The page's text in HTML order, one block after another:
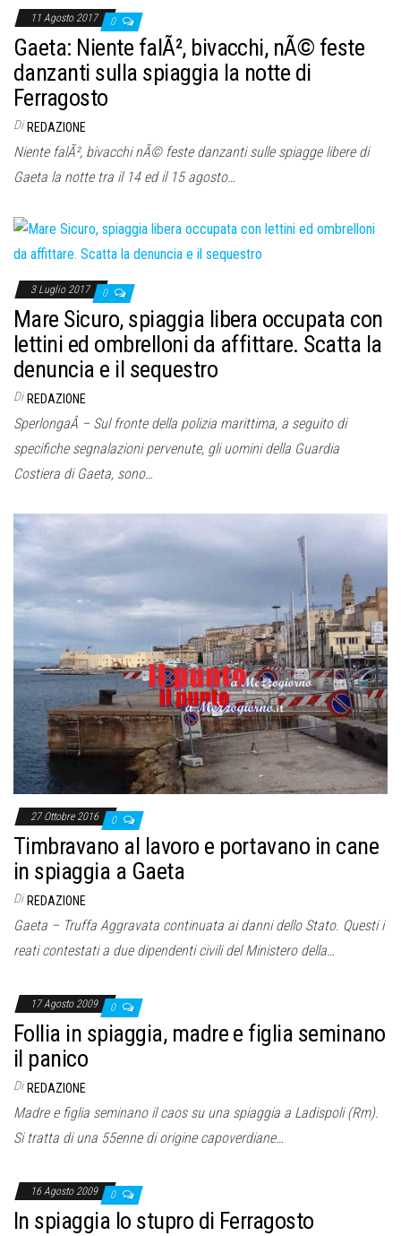
11 Agosto 2017 0
Gaeta: Niente falÃ², bivacchi, nÃ© feste
danzanti sulla spiaggia la notte di
Ferragosto
Di REDAZIONE
Niente falÃ², bivacchi nÃ© feste danzanti sulle spiagge libere di
Gaeta la notte tra il 14 ed il 15 agosto…
3 Luglio 2017 0
Mare Sicuro, spiaggia libera occupata con
lettini ed ombrelloni da affittare. Scatta la
denuncia e il sequestro
Di REDAZIONE
SperlongaÂ – Sul fronte della polizia marittima, a seguito di
specifiche segnalazioni pervenute, gli uomini della Guardia
Costiera di Gaeta, sono…
27 Ottobre 2016 0
Timbravano al lavoro e portavano in cane
in spiaggia a Gaeta
Di REDAZIONE
Gaeta – Truffa Aggravata continuata ai danni dello Stato. Questi i
reati contestati a due dipendenti civili del Ministero della…
17 Agosto 2009 0
Follia in spiaggia, madre e figlia seminano
il panico
Di REDAZIONE
Madre e figlia seminano il caos su una spiaggia a Ladispoli (Rm).
Si tratta di una 55enne di origine capoverdiane…
16 Agosto 2009 0
In spiaggia lo stupro di Ferragosto